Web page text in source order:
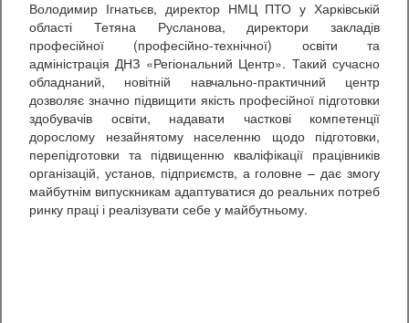
Володимир Ігнатьєв, директор НМЦ ПТО у Харківській
області Тетяна Русланова, директори закладів
професійної (професійно-технічної) освіти та
адміністрація ДНЗ «Регіональний Центр». Такий сучасно
обладнаний, новітній навчально-практичний центр
дозволяє значно підвищити якість професійної підготовки
здобувачів освіти, надавати часткові компетенції
дорослому незайнятому населенню щодо підготовки,
перепідготовки та підвищенню кваліфікації працівників
організацій, установ, підприємств, а головне – дає змогу
майбутнім випускникам адаптуватися до реальних потреб
ринку праці і реалізувати себе у майбутньому.